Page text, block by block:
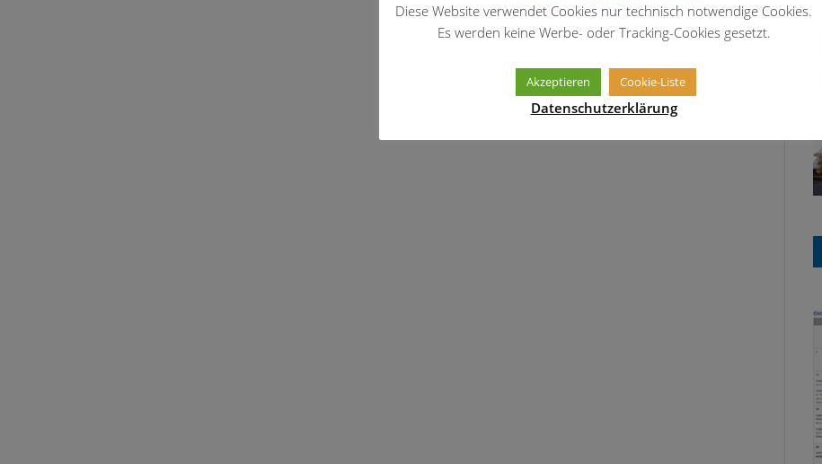
Diese Website verwendet Cookies nur technisch notwendige Cookies.
Es werden keine Werbe- oder Tracking-Cookies gesetzt.
Akzeptieren Cookie-Liste
Datenschutzerklärung